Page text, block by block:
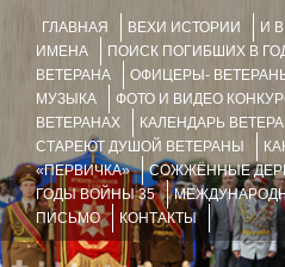
ГЛАВНАЯ ВЕХИ ИСТОРИИ
И
ИМЕНА
ПОИСК ПОГИБШИХ В
ВЕТЕРАНА
ОФИЦЕРЫ-
МУЗЫКА
ФОТО И ВИДЕО
ВЕТЕРАНАХ
КАЛЕНДАРЬ
СТАРЕЮТ ДУШОЙ ВЕТЕРАНЫ
«ПЕРВИЧКА»
СОЖЖЁННЫЕ
ГОДЫ ВОЙНЫ 35
ПИСЬМО
КОНТАКТЫ